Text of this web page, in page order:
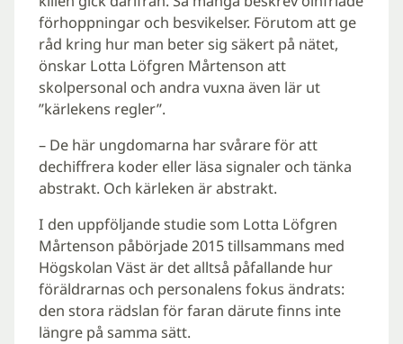
förhoppningar och besvikelser. Förutom att ge
råd kring hur man beter sig säkert på nätet,
önskar Lotta Löfgren Mårtenson att
skolpersonal och andra vuxna även lär ut
”kärlekens regler”.
– De här ungdomarna har svårare för att
dechiffrera koder eller läsa signaler och tänka
abstrakt. Och kärleken är abstrakt.
I den uppföljande studie som Lotta Löfgren
Mårtenson påbörjade 2015 tillsammans med
Högskolan Väst är det alltså påfallande hur
föräldrarnas och personalens fokus ändrats:
den stora rädslan för faran därute finns inte
längre på samma sätt.